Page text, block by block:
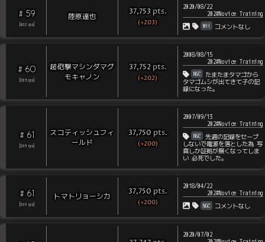
# 59
[402 rps
陸原達也 37,753 pts.
(+203)
2020/08/22
202#Novice Training
Wii コメントなし
# 60
[385 rps
超砲撃マシンダマグ
モキャノン
37,752 pts.
(+202)
2008/08/15
202#Novice Training
NGC
たまたまタマゴから
タマゴムシが出てきて子の記
録になった。
# 61
[369 rps
スコティッシュフィ
ールド
37,750 pts.
(+200)
2007/09/13
202#Novice Training
NGC
先週の記録をセーブ
しないで電源を落とした為 写
真しか証拠が無くなってしま
い 必死でした。
# 61
[369 rps
トマトリョーシカ 37,750 pts.
(+200)
2018/04/22
202#Novice Training
NGC コメントなし
2020/07/02